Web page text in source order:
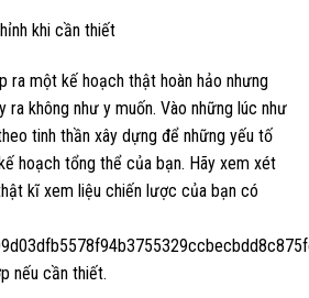
khi cần thiết
ra một kế hoạch thật hoàn hảo nhưng
ra không như y muốn. Vào những lúc như
tinh thần xây dựng để những yếu tố
hoạch tổng thể của bạn. Hãy xem xét
kĩ xem liệu chiến lược của bạn có
nếu cần thiết.